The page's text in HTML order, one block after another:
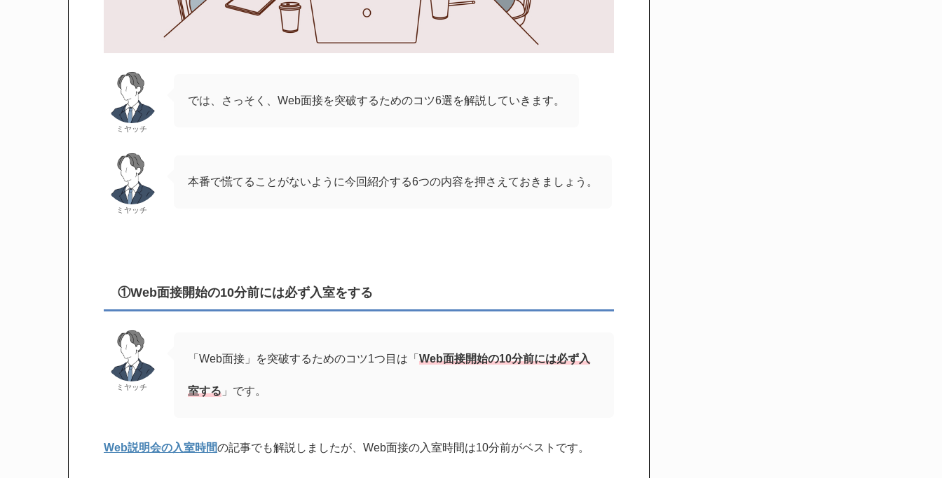
ミヤッチ
では、さっそく、Web面接を突破するためのコツ6選を解説していきます。
ミヤッチ
本番で慌てることがないように今回紹介する6つの内容を押さえておきましょう。
①Web面接開始の10分前には必ず入室をする
ミヤッチ
「Web面接」を突破するためのコツ1つ目は「 Web面接開始の10分前には必ず入
室する 」です。
Web説明会の入室時間の記事でも解説しましたが、Web面接の入室時間は10分前がベストです。